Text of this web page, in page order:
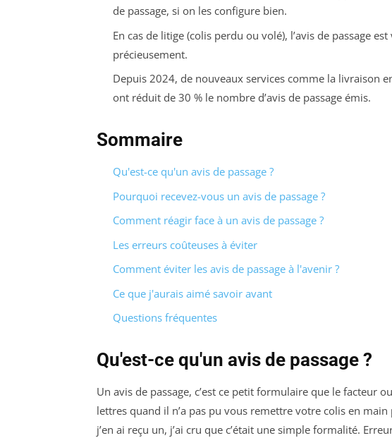
de passage, si on les configure bien.
En cas de litige (colis perdu ou volé), l’avis de passage
précieusement.
Depuis 2024, de nouveaux services comme la livraison
ont réduit de 30 % le nombre d’avis de passage émis.
Sommaire
Qu'est-ce qu'un avis de passage ?
Pourquoi recevez-vous un avis de passage ?
Comment réagir face à un avis de passage ?
Les erreurs coûteuses à éviter
Comment éviter les avis de passage à l'avenir ?
Ce que j'aurais aimé savoir avant
Questions fréquentes
Qu'est-ce qu'un avis de passage ?
Un avis de passage, c’est ce petit formulaire que le facteur
lettres quand il n’a pas pu vous remettre votre colis en
j’en ai reçu un, j’ai cru que c’était une simple formalité.